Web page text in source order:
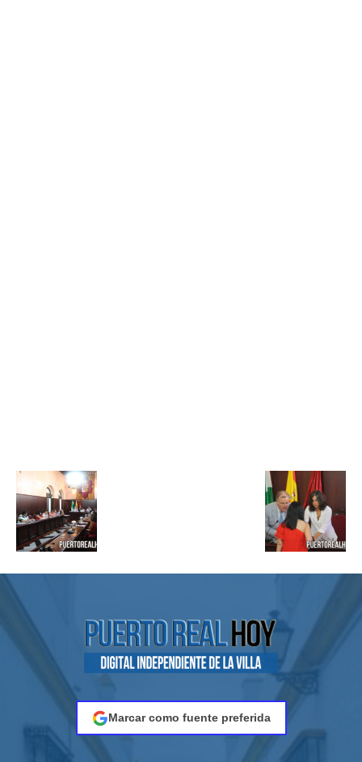
Marcar como fuente preferida